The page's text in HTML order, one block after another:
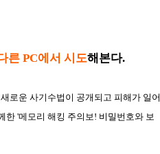
른 PC에서 시도해본다.
로운 사기수법이 공개되고 피해가 일어
한 '메모리 해킹 주의보! 비밀번호와 보